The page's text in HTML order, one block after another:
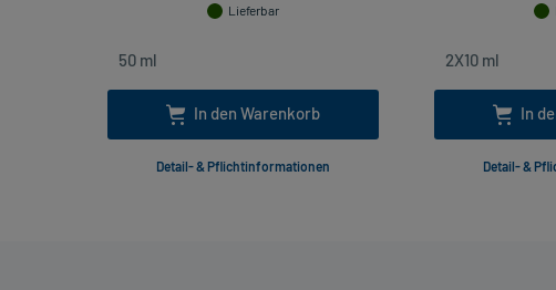
Lieferbar
In den Warenkorb
Detail- & Pflichtinformationen
In
Detail- &